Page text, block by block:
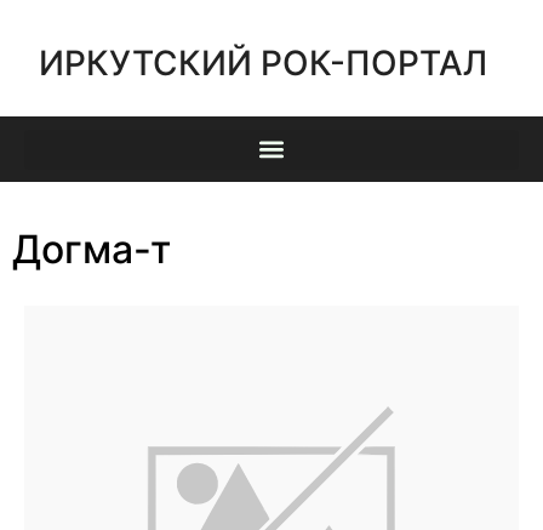
ИРКУТСКИЙ РОК-ПОРТАЛ
Догма-т